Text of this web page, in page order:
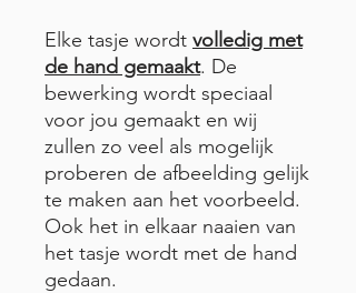
Elke tasje wordt volledig met
de hand gemaakt. De
bewerking wordt speciaal
voor jou gemaakt en wij
zullen zo veel als mogelijk
proberen de afbeelding gelijk
te maken aan het voorbeeld.
Ook het in elkaar naaien van
het tasje wordt met de hand
gedaan.